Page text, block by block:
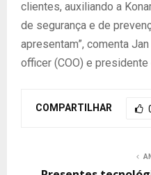
clientes, auxiliando a
de segurança e de
apresentam”, comenta
officer (COO) e presidente
COMPARTILHAR